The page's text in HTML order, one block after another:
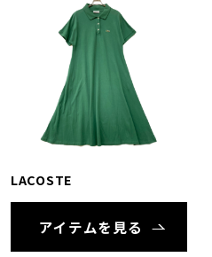
LACOSTE
アイテムを見る